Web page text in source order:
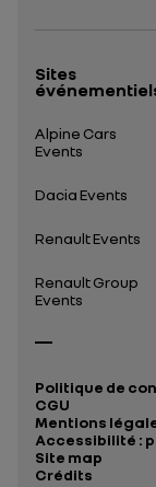
Sites
Alpine Cars
Events
Dacia Events
Renault Events
Renault Group
Events
Politique de
CGU
Mentions
Accessibilité :
Site map
Crédits